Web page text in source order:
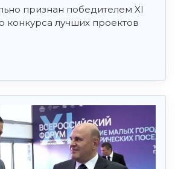
признан победителем XI
конкурса лучших проектов